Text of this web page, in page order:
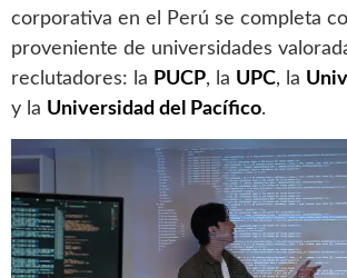
corporativa en el Perú se completa
proveniente de universidades
reclutadores: la PUCP, la UPC, la
y la Universidad del Pacífico.